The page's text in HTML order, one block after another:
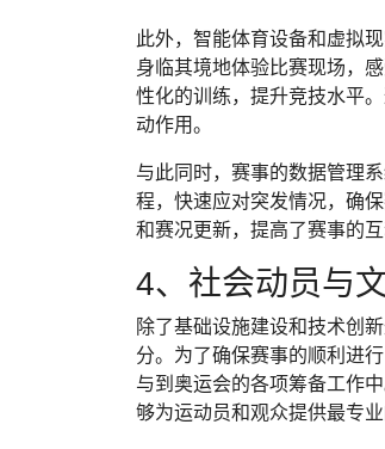
此外，智能体育设备和虚拟
身临其境地体验比赛现场，
性化的训练，提升竞技水平
动作用。
与此同时，赛事的数据管理
程，快速应对突发情况，确
和赛况更新，提高了赛事的互
4、社会动员与
除了基础设施建设和技术创
分。为了确保赛事的顺利进
与到奥运会的各项筹备工作
够为运动员和观众提供最专业